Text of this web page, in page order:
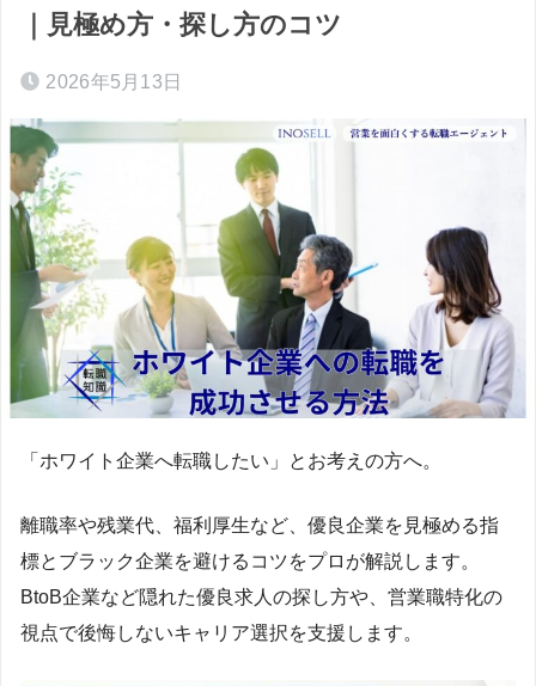
｜見極め方・探し方のコツ
2026年5月13日
「ホワイト企業へ転職したい」とお考えの方へ。
離職率や残業代、福利厚生など、優良企業を見極める指
標とブラック企業を避けるコツをプロが解説します。
BtoB企業など隠れた優良求人の探し方や、営業職特化の
視点で後悔しないキャリア選択を支援します。